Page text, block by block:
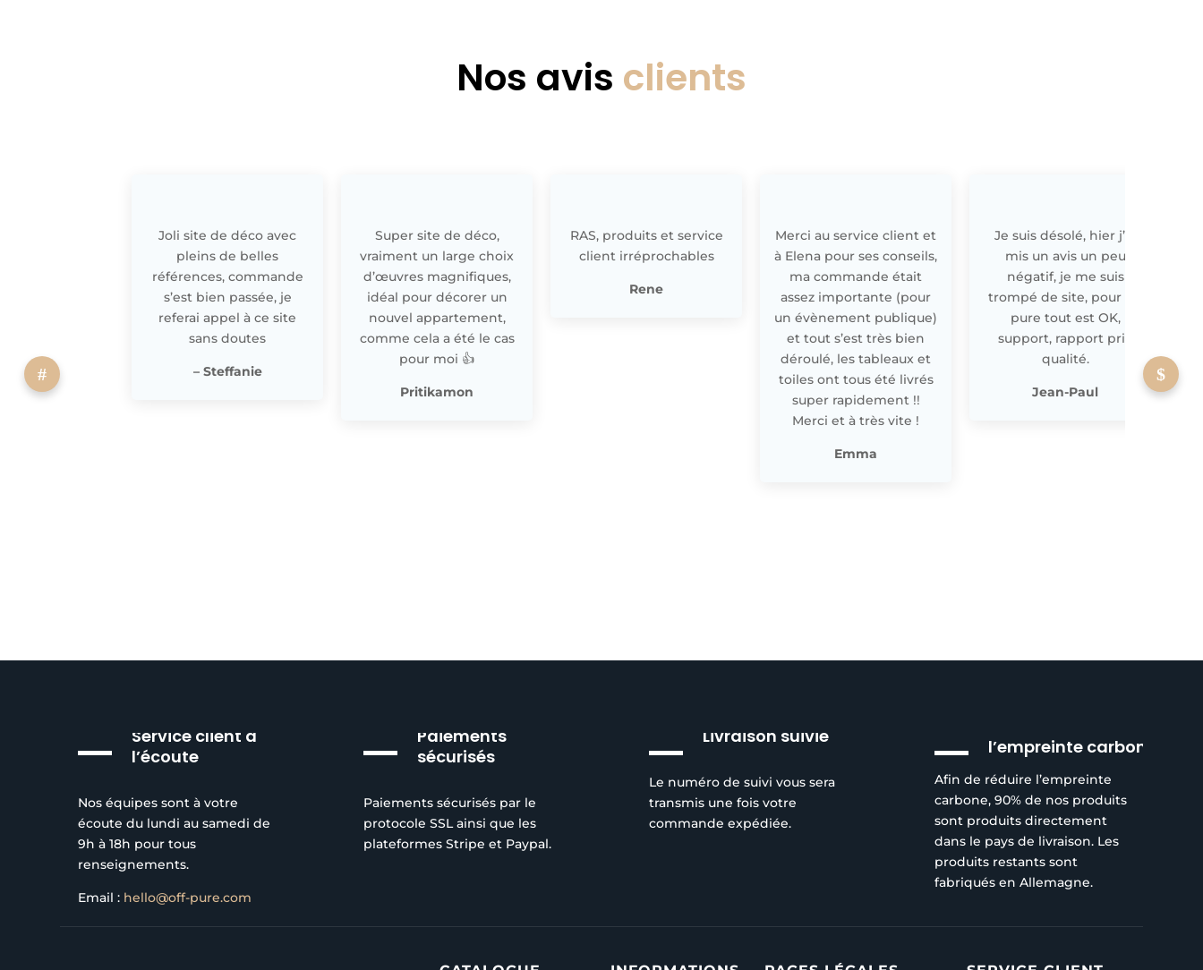
Nos avis clients
Joli site de déco avec
pleins de belles
références, commande
s’est bien passée, je
referai appel à ce site
sans doutes
– Steffanie
Super site de déco,
vraiment un large choix
d’œuvres magnifiques,
idéal pour décorer un
nouvel appartement,
comme cela a été le cas
pour moi 👍
Pritikamon
RAS, produits et service
client irréprochables
Rene
Merci au service client et
à Elena pour ses conseils,
ma commande était
assez importante (pour
un évènement publique)
et tout s’est très bien
déroulé, les tableaux et
toiles ont tous été livrés
super rapidement !!
Merci et à très vite !
Emma
Je suis désolé, hier j’ai
mis un avis un peu
négatif, je me suis
trompé de site, pour off
pure tout est OK,
support, rapport prix
qualité.
Jean-Paul
Service client à
l’écoute
Nos équipes sont à votre
écoute du lundi au samedi de
9h à 18h pour tous
renseignements.
Email : hello@off-pure.com
Paiements
sécurisés
Paiements sécurisés par le
protocole SSL ainsi que les
plateformes Stripe et Paypal.
Livraison suivie
Le numéro de suivi vous sera
transmis une fois votre
commande expédiée.
l’empreinte carbone
Afin de réduire l’empreinte
carbone, 90% de nos produits
sont produits directement
dans le pays de livraison. Les
produits restants sont
fabriqués en Allemagne.